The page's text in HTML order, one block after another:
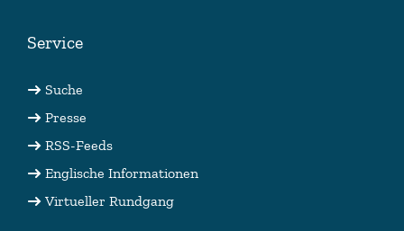
Service
Suche
Presse
RSS-Feeds
Englische Informationen
Virtueller Rundgang